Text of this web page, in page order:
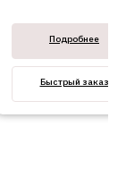
Подробнее
Быстрый заказ